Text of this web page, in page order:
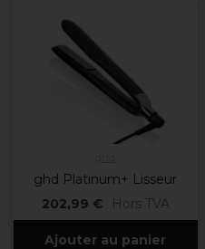
ghd Platinum+ Lisseur
202,99 €
Hors TVA
Ajouter au panier